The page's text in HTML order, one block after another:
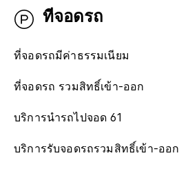
ที่จอดรถ
ที่จอดรถมีค่าธรรมเนียม
ที่จอดรถ รวมสิทธิ์เข้า-ออก
บริการนำรถไปจอด 61
บริการรับจอดรถรวมสิทธิ์เข้า-ออก